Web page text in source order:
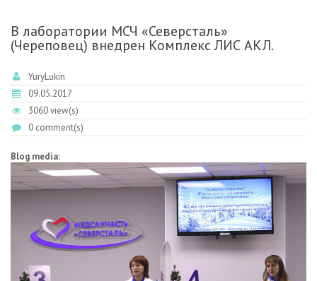
В лаборатории МСЧ «Северсталь»
(Череповец) внедрен Комплекс ЛИС АКЛ.
YuryLukin
09.05.2017
3060 view(s)
0 comment(s)
Blog media: